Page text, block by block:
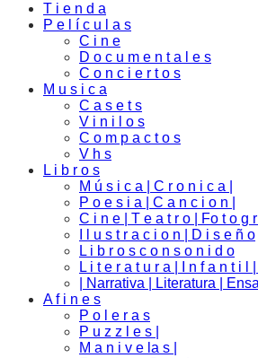
T i e n d a
P e l í c u l a s
C i n e
D o c u m e n t a l e s
C o n c i e r t o s
M u s i c a
C a s e t s
V i n i l o s
C o m p a c t o s
V h s
L i b r o s
M ú s i c a | C r o n i c a |
P o e s i a | C a n c i o n |
C i n e | T e a t r o | Fo t o g
I l u s t r a c i o n | D i s e ñ o
L i b r o s c o n s o n i d o
L i t e r a t u r a | I n f a n t i l |
| Narrativa | Literatura |
A f i n e s
P o l e r a s
P u z z l e s |
M a n i v e la s |